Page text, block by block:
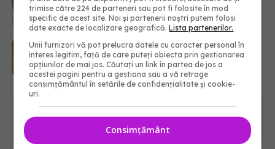
06.08.2026, 13:03
Colebil și Panzcebil, blocate
temporar în farmacii. ANMDMR
explică de ce a luat măsura
06.08.2026, 16:37
URMĂREȘTE-NE ȘI PE:
trimise către 224 de parteneri sau pot fi folosite în mod
specific de acest site. Noi și partenerii noștri putem folosi
date exacte de localizare geografică.Lista partenerilor.
Unii furnizori vă pot prelucra datele cu caracter personal în
interes legitim, față de care puteți obiecta prin gestionarea
opțiunilor de mai jos. Căutați un link în partea de jos a
acestei pagini pentru a gestiona sau a vă retrage
consimțământul în setările de confidențialitate și cookie-
uri.
Consimțământ